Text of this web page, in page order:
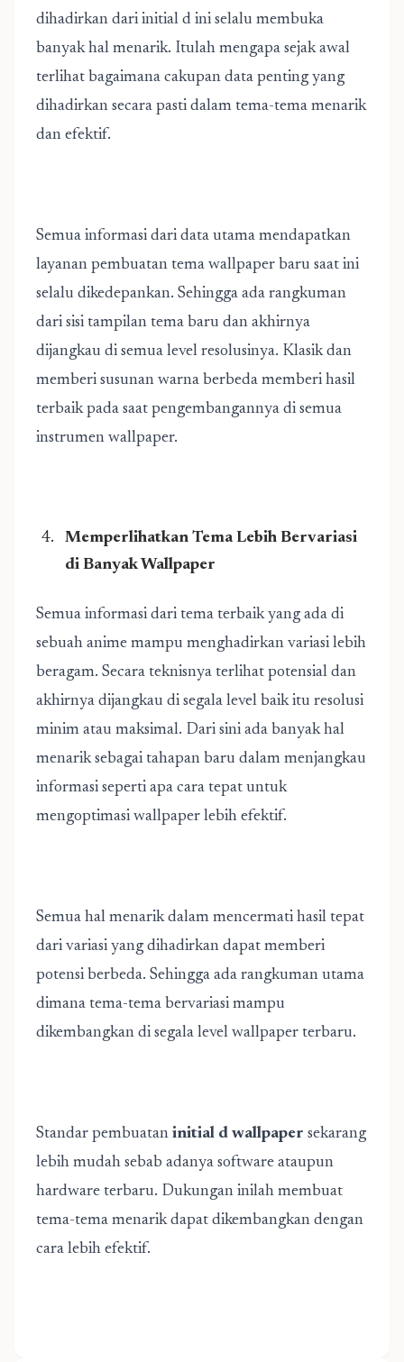
dihadirkan dari initial d ini selalu membuka
banyak hal menarik. Itulah mengapa sejak awal
terlihat bagaimana cakupan data penting yang
dihadirkan secara pasti dalam tema-tema menarik
dan efektif.
Semua informasi dari data utama mendapatkan
layanan pembuatan tema wallpaper baru saat ini
selalu dikedepankan. Sehingga ada rangkuman
dari sisi tampilan tema baru dan akhirnya
dijangkau di semua level resolusinya. Klasik dan
memberi susunan warna berbeda memberi hasil
terbaik pada saat pengembangannya di semua
instrumen wallpaper.
Memperlihatkan Tema Lebih Bervariasi
di Banyak Wallpaper
Semua informasi dari tema terbaik yang ada di
sebuah anime mampu menghadirkan variasi lebih
beragam. Secara teknisnya terlihat potensial dan
akhirnya dijangkau di segala level baik itu resolusi
minim atau maksimal. Dari sini ada banyak hal
menarik sebagai tahapan baru dalam menjangkau
informasi seperti apa cara tepat untuk
mengoptimasi wallpaper lebih efektif.
Semua hal menarik dalam mencermati hasil tepat
dari variasi yang dihadirkan dapat memberi
potensi berbeda. Sehingga ada rangkuman utama
dimana tema-tema bervariasi mampu
dikembangkan di segala level wallpaper terbaru.
Standar pembuatan initial d wallpaper sekarang
lebih mudah sebab adanya software ataupun
hardware terbaru. Dukungan inilah membuat
tema-tema menarik dapat dikembangkan dengan
cara lebih efektif.